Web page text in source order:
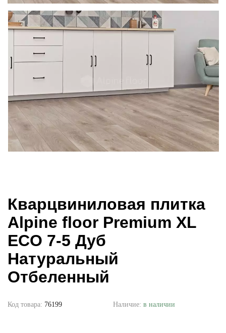
Кварцвиниловая плитка
Alpine floor Premium XL
ECO 7-5 Дуб
Натуральный
Отбеленный
Код товара: 76199 Наличие: в наличии